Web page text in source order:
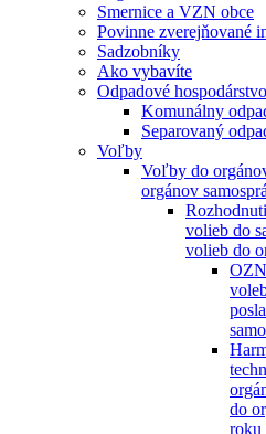
Smernice a VZN obce
Povinne zverejňované
Sadzobníky
Ako vybavíte
Odpadové hospodárstvo
Komunálny
Separovaný
Voľby
Voľby do
orgánov
volieb do
volieb do
do
roku